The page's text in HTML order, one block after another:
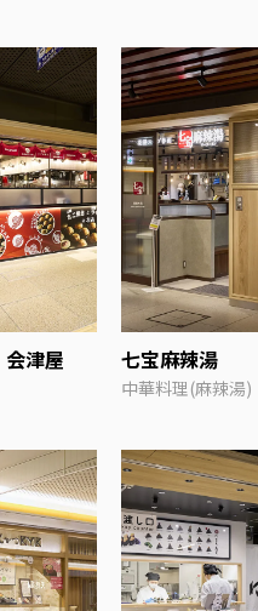
津屋 七宝麻辣湯
中華料理(麻辣湯)